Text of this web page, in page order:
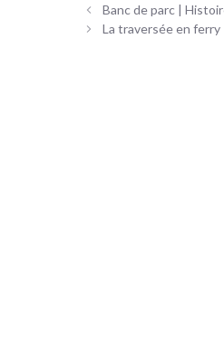
Navigation
des
Banc de parc |
La traversée en